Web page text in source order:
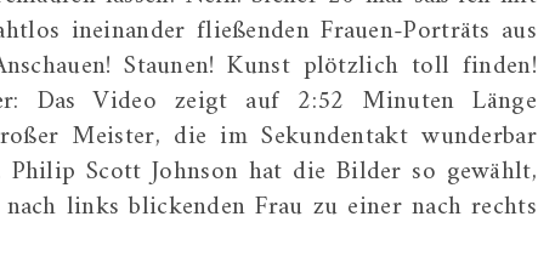
ineinander fließenden Frauen-Porträts aus
Staunen! Kunst plötzlich toll finden!
Das Video zeigt auf 2:52 Minuten Länge
Meister, die im Sekundentakt wunderbar
Philip Scott Johnson hat die Bilder so gewählt,
links blickenden Frau zu einer nach rechts